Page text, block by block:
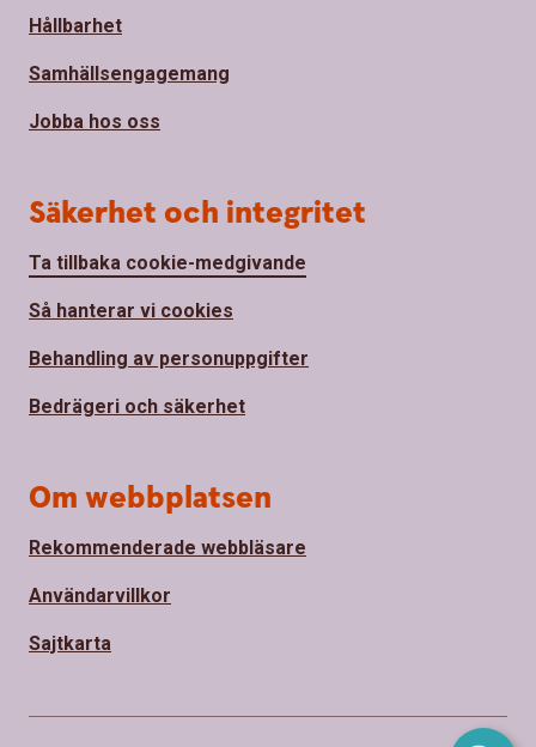
Hållbarhet
Samhällsengagemang
Jobba hos oss
Säkerhet och integritet
Ta tillbaka cookie-medgivande
Så hanterar vi cookies
Behandling av personuppgifter
Bedrägeri och säkerhet
Om webbplatsen
Rekommenderade webbläsare
Användarvillkor
Sajtkarta